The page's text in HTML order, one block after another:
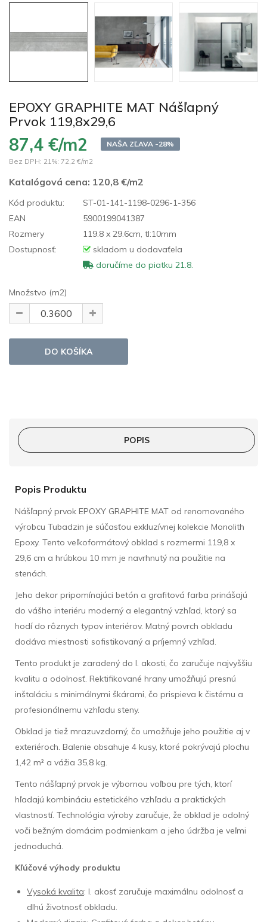
EPOXY GRAPHITE MAT Nášľapný
Prvok 119,8x29,6
87,4 €/m2
NAŠA ZĽAVA -28%
Bez DPH: 21%: 72,2 €/m2
Katalógová cena: 120,8 €/m2
Kód produktu:
ST-01-141-1198-0296-1-356
EAN
5900199041387
Rozmery
119.8 x 29.6cm, tl:10mm
Dostupnosť:
skladom u dodavaťela
doručíme do piatku 21.8.
Množstvo (m2)
POPIS
Popis Produktu
Nášľapný prvok EPOXY GRAPHITE MAT od renomovaného
výrobcu Tubadzin je súčasťou exkluzívnej kolekcie Monolith
Epoxy. Tento veľkoformátový obklad s rozmermi 119,8 x
29,6 cm a hrúbkou 10 mm je navrhnutý na použitie na
stenách.
Jeho dekor pripomínajúci betón a grafitová farba prinášajú
do vášho interiéru moderný a elegantný vzhľad, ktorý sa
hodí do rôznych typov interiérov. Matný povrch obkladu
dodáva miestnosti sofistikovaný a príjemný vzhľad.
Tento produkt je zaradený do I. akosti, čo zaručuje najvyššiu
kvalitu a odolnosť. Rektifikované hrany umožňujú presnú
inštaláciu s minimálnymi škárami, čo prispieva k čistému a
profesionálnemu vzhľadu steny.
Obklad je tiež mrazuvzdorný, čo umožňuje jeho použitie aj v
exteriéroch. Balenie obsahuje 4 kusy, ktoré pokrývajú plochu
1,42 m² a vážia 35,8 kg.
Tento nášľapný prvok je výbornou voľbou pre tých, ktorí
hľadajú kombináciu estetického vzhľadu a praktických
vlastností. Technológia výroby zaručuje, že obklad je odolný
voči bežným domácim podmienkam a jeho údržba je veľmi
jednoduchá.
Kľúčové výhody produktu
Vysoká kvalita: I. akosť zaručuje maximálnu odolnosť a
dlhú životnosť obkladu.